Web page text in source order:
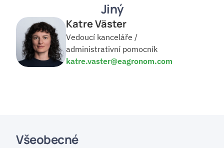
Jiný
Katre Väster
Vedoucí kanceláře /
administrativní pomocník
katre.vaster@eagronom.com
Všeobecné